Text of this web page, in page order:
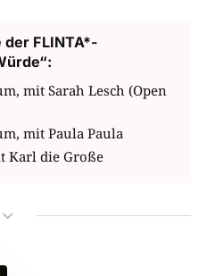
FLINTA*-
mit Sarah Lesch (Open
mit Paula Paula
Karl die Große
3